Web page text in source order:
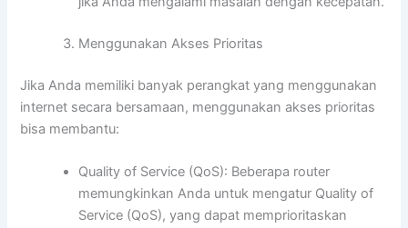
Menggunakan Akses Prioritas
Jika Anda memiliki banyak perangkat yang menggunakan
internet secara bersamaan, menggunakan akses prioritas
bisa membantu:
Quality of Service (QoS): Beberapa router
memungkinkan Anda untuk mengatur Quality of
Service (QoS), yang dapat memprioritaskan